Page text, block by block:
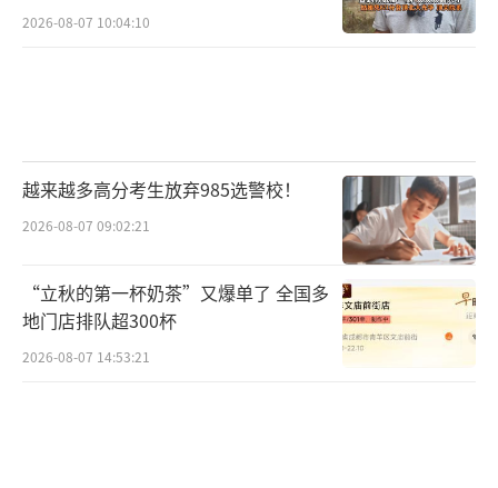
2026-08-07 10:04:10
越来越多高分考生放弃985选警校！
2026-08-07 09:02:21
“立秋的第一杯奶茶”又爆单了 全国多
地门店排队超300杯
2026-08-07 14:53:21